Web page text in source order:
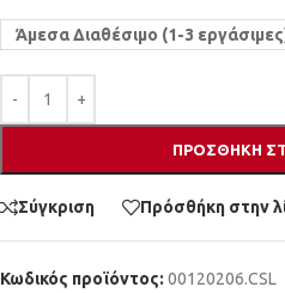
Άμεσα Διαθέσιμο (1-3
ΠΡΟΣΘΉΚΗ
Σύγκριση Πρόσθήκη στην
Κωδικός προϊόντος: 00120206.CSL